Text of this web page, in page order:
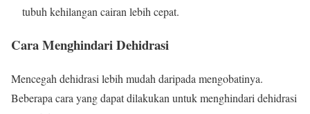
tubuh kehilangan cairan lebih cepat.
Cara Menghindari Dehidrasi
Mencegah dehidrasi lebih mudah daripada mengobatinya.
Beberapa cara yang dapat dilakukan untuk menghindari dehidrasi